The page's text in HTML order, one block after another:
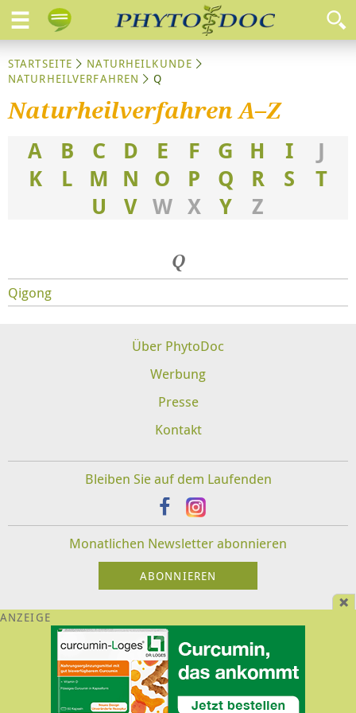
STARTSEITE
NATURHEILKUNDE
NATURHEILVERFAHREN
Q
Naturheilverfahren A–Z
A B C D E F G H I
J
K
L M N O P Q R S
T
U
V W X Y Z
Q
Qigong
Über PhytoDoc
Werbung
Presse
Kontakt
Bleiben Sie auf dem Laufenden
Monatlichen Newsletter abonnieren
Impressum Datenschutz Disclaimer
Für Veranstalter und Therapeuten: